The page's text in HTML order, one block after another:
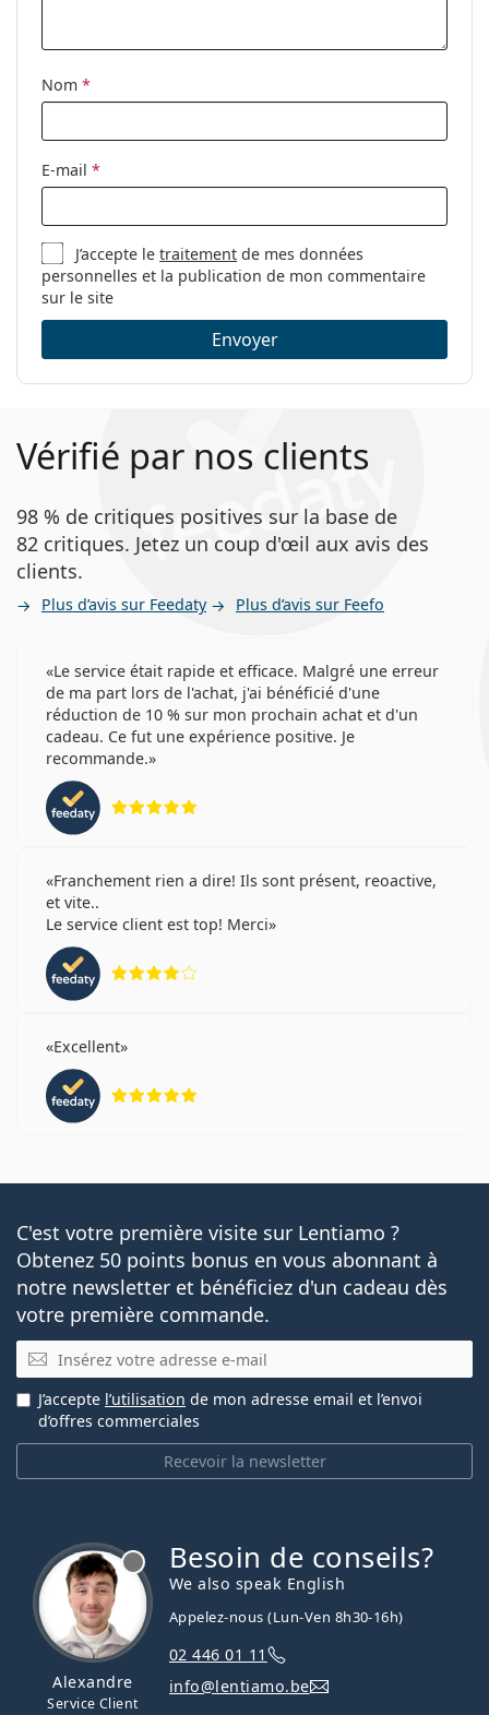
nettoyage:
Autres
Catégorie:
Marque:
Code:
Nom *
E-mail *
J’accepte letraitement de mes données
personnelles et la publication de mon commentaire
sur le site
Envoyer
Vérifié par nos clients
98 % de critiques positives sur la base de
82 critiques. Jetez un coup d'œil aux avis des
clients.
Plus d’avis sur Feedaty Plus d’avis sur Feefo
Le service était rapide et efficace. Malgré une erreur
de ma part lors de l'achat, j'ai bénéficié d'une
réduction de 10 % sur mon prochain achat et d'un
cadeau. Ce fut une expérience positive. Je
recommande.
Franchement rien a dire! Ils sont présent, reoactive,
et vite..
Le service client est top! Merci
Excellent
C'est votre première visite sur Lentiamo ?
Obtenez 50 points bonus en vous abonnant à
notre newsletter et bénéficiez d'un cadeau dès
votre première commande.
E-mail
Recevoir la newsletter
J’accepte l’utilisation de mon adresse email et l’envoi
d’offres commerciales
Alexandre
Service Client
Besoin de conseils?
We also speak English
Appelez-nous (Lun-Ven 8h30-16h)
02 446 01 11
info@lentiamo.be